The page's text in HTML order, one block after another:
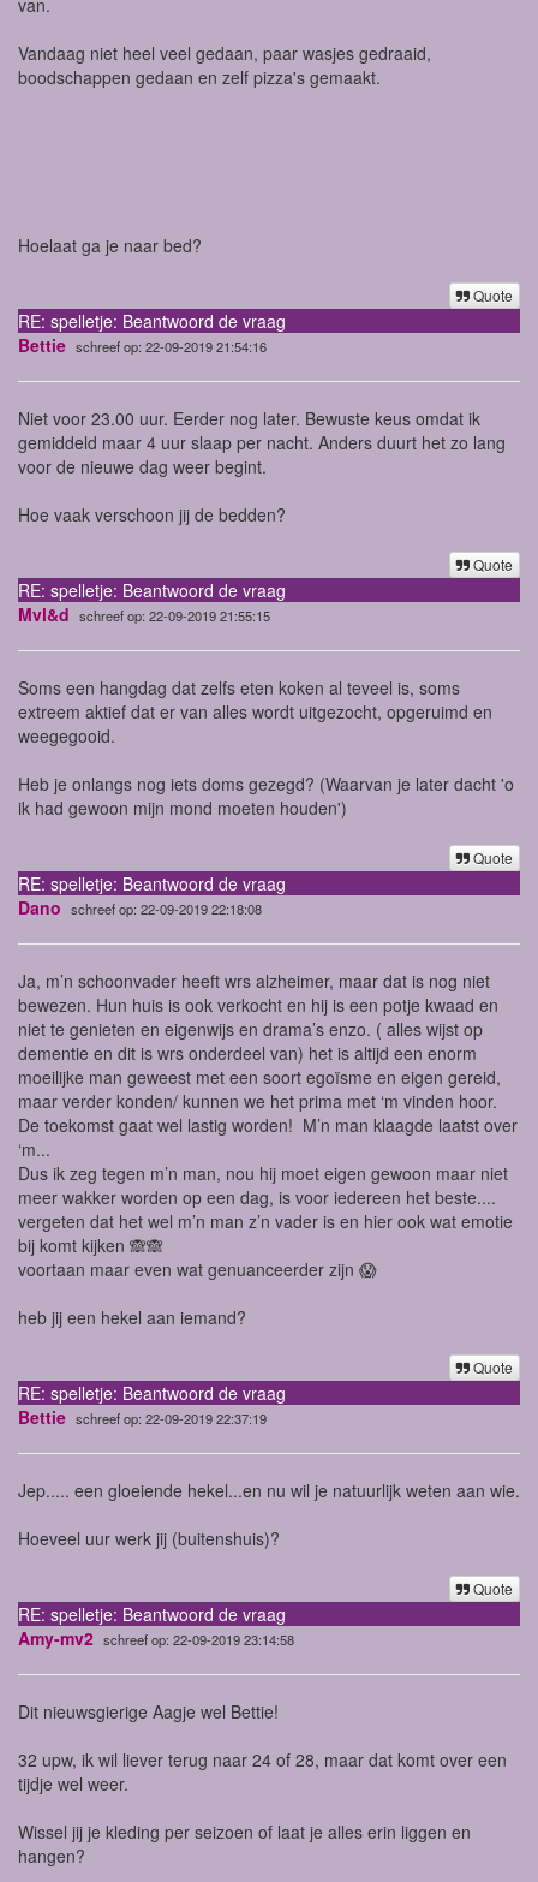
Vandaag niet heel veel gedaan, paar wasjes gedraaid,
boodschappen gedaan en zelf pizza's gemaakt.
Hoelaat ga je naar bed?
Quote
RE: spelletje: Beantwoord de vraag
Bettie schreef op: 22-09-2019 21:54:16
Niet voor 23.00 uur. Eerder nog later. Bewuste keus omdat ik
gemiddeld maar 4 uur slaap per nacht. Anders duurt het zo lang
voor de nieuwe dag weer begint.
Hoe vaak verschoon jij de bedden?
Quote
RE: spelletje: Beantwoord de vraag
Mvl&d schreef op: 22-09-2019 21:55:15
Soms een hangdag dat zelfs eten koken al teveel is, soms
extreem aktief dat er van alles wordt uitgezocht, opgeruimd en
weegegooid.
Heb je onlangs nog iets doms gezegd? (Waarvan je later dacht 'o
ik had gewoon mijn mond moeten houden')
Quote
RE: spelletje: Beantwoord de vraag
Dano schreef op: 22-09-2019 22:18:08
Ja, m’n schoonvader heeft wrs alzheimer, maar dat is nog niet
bewezen. Hun huis is ook verkocht en hij is een potje kwaad en
niet te genieten en eigenwijs en drama’s enzo. ( alles wijst op
dementie en dit is wrs onderdeel van) het is altijd een enorm
moeilijke man geweest met een soort egoïsme en eigen gereid,
maar verder konden/ kunnen we het prima met ‘m vinden hoor.
De toekomst gaat wel lastig worden! M’n man klaagde laatst over
‘m...
Dus ik zeg tegen m’n man, nou hij moet eigen gewoon maar niet
meer wakker worden op een dag, is voor iedereen het beste....
vergeten dat het wel m’n man z’n vader is en hier ook wat emotie
bij komt kijken 🙈🙈
voortaan maar even wat genuanceerder zijn 😱
heb jij een hekel aan iemand?
Quote
RE: spelletje: Beantwoord de vraag
Bettie schreef op: 22-09-2019 22:37:19
Jep..... een gloeiende hekel...en nu wil je natuurlijk weten aan wie.
Hoeveel uur werk jij (buitenshuis)?
Quote
RE: spelletje: Beantwoord de vraag
Amy-mv2 schreef op: 22-09-2019 23:14:58
Dit nieuwsgierige Aagje wel Bettie!
32 upw, ik wil liever terug naar 24 of 28, maar dat komt over een
tijdje wel weer.
Wissel jij je kleding per seizoen of laat je alles erin liggen en
hangen?